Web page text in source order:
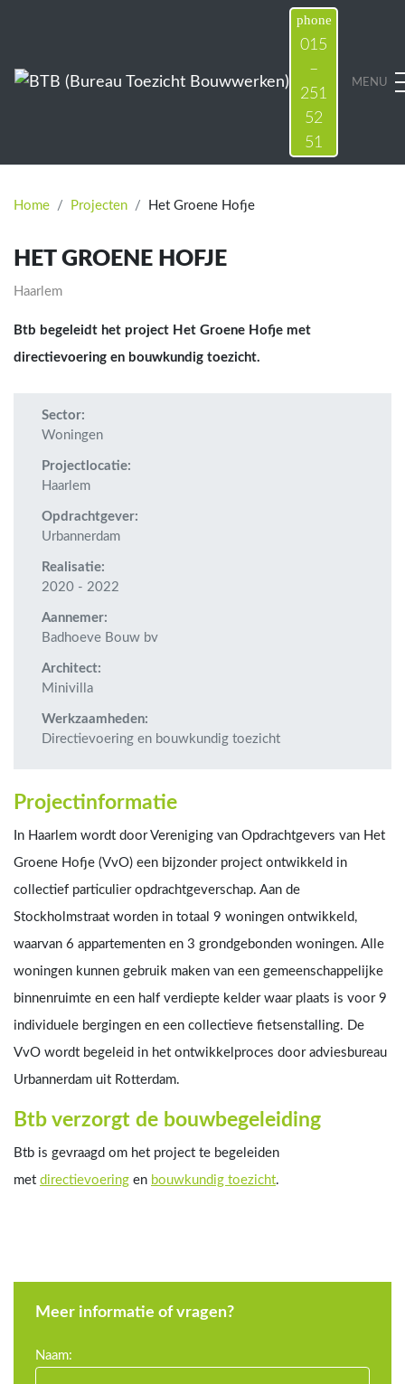
BTB (Bureau Toezicht Bouwwerken)
phone
015
–
251
52
51
MENU
Home Projecten Het Groene Hofje
HET GROENE HOFJE
Haarlem
Btb begeleidt het project Het Groene Hofje met
directievoering en bouwkundig toezicht.
Sector:
Woningen
Projectlocatie:
Haarlem
Opdrachtgever:
Urbannerdam
Realisatie:
2020 - 2022
Aannemer:
Badhoeve Bouw bv
Architect:
Minivilla
Werkzaamheden:
Directievoering en bouwkundig toezicht
Projectinformatie
In Haarlem wordt door Vereniging van Opdrachtgevers van Het
Groene Hofje (VvO) een bijzonder project ontwikkeld in
collectief particulier opdrachtgeverschap. Aan de
Stockholmstraat worden in totaal 9 woningen ontwikkeld,
waarvan 6 appartementen en 3 grondgebonden woningen. Alle
woningen kunnen gebruik maken van een gemeenschappelijke
binnenruimte en een half verdiepte kelder waar plaats is voor 9
individuele bergingen en een collectieve fietsenstalling. De
VvO wordt begeleid in het ontwikkelproces door adviesbureau
Urbannerdam uit Rotterdam.
Btb verzorgt de bouwbegeleiding
Btb is gevraagd om het project te begeleiden
met directievoering en bouwkundig toezicht.
Meer informatie of vragen?
Leave
Naam: